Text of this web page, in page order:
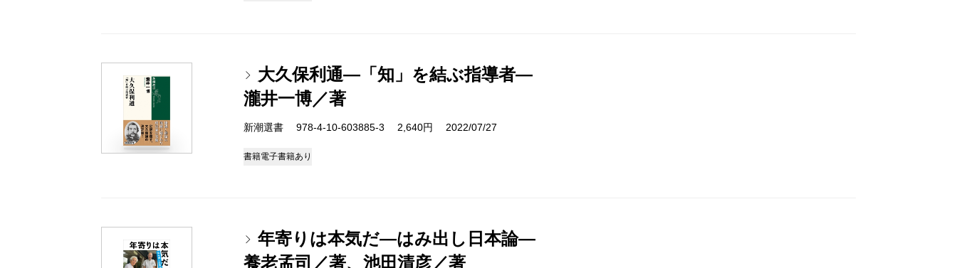
大久保利通―「知」を結ぶ指導者―
瀧井一博／著
新潮選書 978-4-10-603885-3 2,640円 2022/07/27
書籍電子書籍あり
年寄りは本気だ―はみ出し日本論―
養老孟司／著、池田清彦／著